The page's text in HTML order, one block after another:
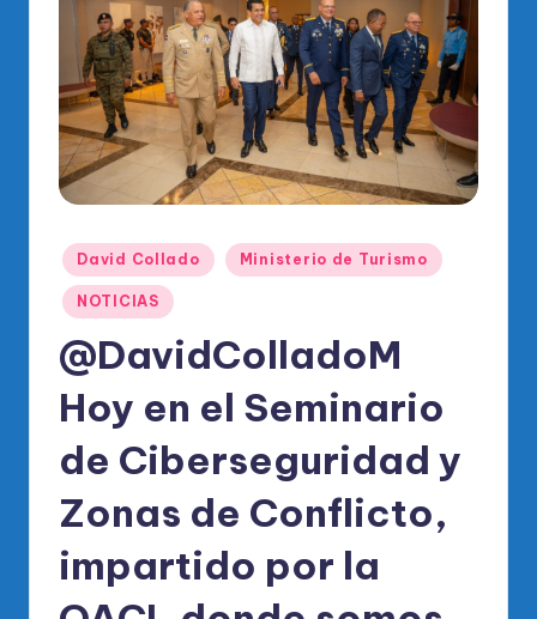
o
O
fi
al
el
M
Publicado
en
David Collado Ministerio de Turismo
NOTICIAS
@DavidColladoM
Hoy en el Seminario
de Ciberseguridad y
Zonas de Conflicto,
impartido por la